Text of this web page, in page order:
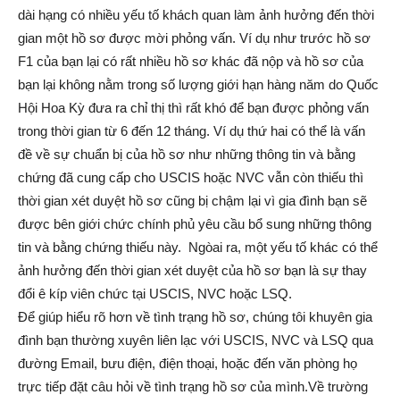
dài hạng có nhiều yếu tố khách quan làm ảnh hưởng đến thời
gian một hồ sơ được mời phỏng vấn. Ví dụ như trước hồ sơ
F1 của bạn lại có rất nhiều hồ sơ khác đã nộp và hồ sơ của
bạn lại không nằm trong số lượng giới hạn hàng năm do Quốc
Hội Hoa Kỳ đưa ra chỉ thị thì rất khó để bạn được phỏng vấn
trong thời gian từ 6 đến 12 tháng. Ví dụ thứ hai có thể là vấn
đề về sự chuẩn bị của hồ sơ như những thông tin và bằng
chứng đã cung cấp cho USCIS hoặc NVC vẫn còn thiếu thì
thời gian xét duyệt hồ sơ cũng bị chậm lại vì gia đình bạn sẽ
được bên giới chức chính phủ yêu cầu bổ sung những thông
tin và bằng chứng thiếu này. Ngòai ra, một yếu tố khác có thể
ảnh hưởng đến thời gian xét duyệt của hồ sơ bạn là sự thay
đổi ê kíp viên chức tại USCIS, NVC hoặc LSQ.
Để giúp hiểu rõ hơn về tình trạng hồ sơ, chúng tôi khuyên gia
đình bạn thường xuyên liên lạc với USCIS, NVC và LSQ qua
đường Email, bưu điện, điện thoại, hoặc đến văn phòng họ
trực tiếp đặt câu hỏi về tình trạng hồ sơ của mình.Về trường